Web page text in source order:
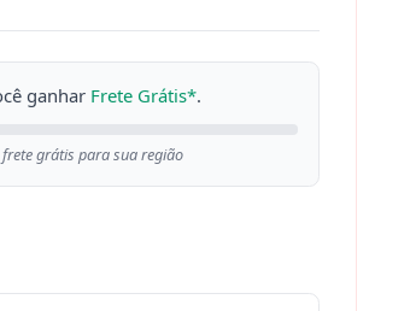
ganhar Frete Grátis*.
grátis para sua região